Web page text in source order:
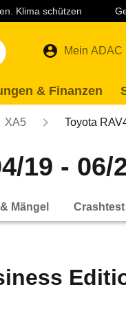
Klima schützen
Mein ADAC
& Finanzen
XA5 Toyota
19 - 06/
Mängel Crashtest